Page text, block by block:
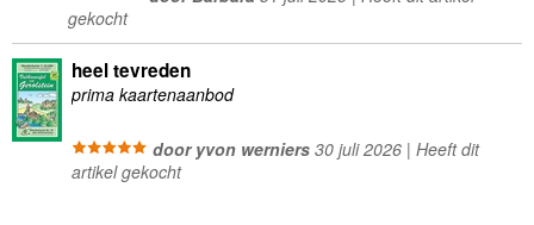
gekocht
heel tevreden
prima kaartenaanbod
door yvon werniers30 juli 2026 | Heeft dit
artikel gekocht